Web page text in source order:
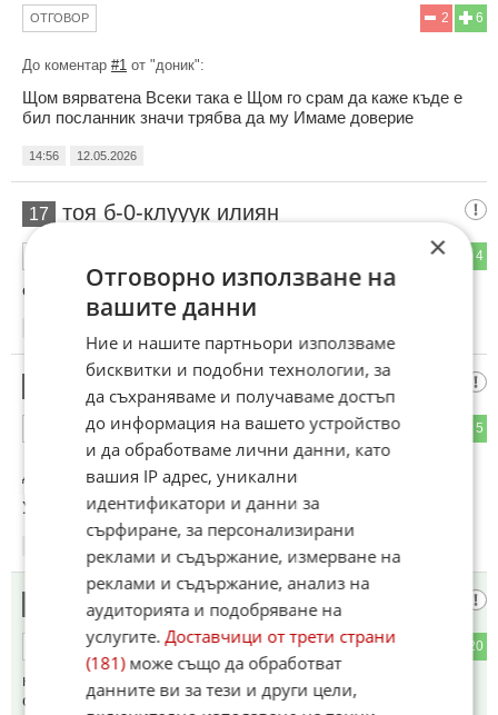
6
2
ОТГОВОР
До коментар #1 от "доник":
Щом вярватена Всеки така е Щом го срам да каже къде е
бил посланник значи трябва да му Имаме доверие
14:56 12.05.2026
17 тоя б-0-клууук илиян
4
18
още ли е жив?
Асковски каун
5
ОТГОВОР
До коментар #9от "ГЛАВАНАК БАНКЯНСКИ":
Утре да не пишеш колко хубаво бешепри Борисов
дядото
20
ОТГОВОР
не вярвам р.радев да е забравил мистър кеша и другите
обиди по негов адрес
×
Отговорно използване на
вашите данни
Ние и нашите партньори използваме
бисквитки и подобни технологии, за
да съхраняваме и получаваме достъп
до информация на вашето устройство
и да обработваме лични данни, като
вашия IP адрес, уникални
идентификатори и данни за
сърфиране, за персонализирани
реклами и съдържание, измерване на
реклами и съдържание, анализ на
аудиторията и подобряване на
услугите.Доставчици от трети страни
(181)може също да обработват
данните ви за тези и други цели,